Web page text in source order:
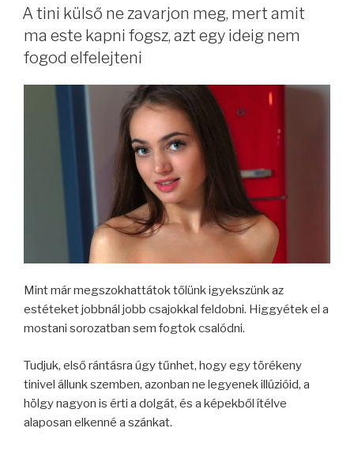
A tini külső ne zavarjon meg, mert amit
ma este kapni fogsz, azt egy ideig nem
fogod elfelejteni
Mint már megszokhattátok tőlünk igyekszünk az
estéteket jobbnál jobb csajokkal feldobni. Higgyétek el a
mostani sorozatban sem fogtok csalódni.
Tudjuk, első rántásra úgy tűnhet, hogy egy törékeny
tinivel állunk szemben, azonban ne legyenek illúzióid, a
hölgy nagyon is érti a dolgát, és a képekből ítélve
alaposan elkenné a szánkat.